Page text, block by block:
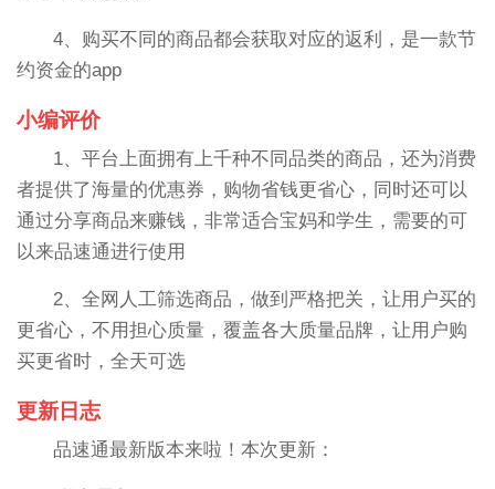
4、购买不同的商品都会获取对应的返利，是一款节
约资金的app
小编评价
1、平台上面拥有上千种不同品类的商品，还为消费
者提供了海量的优惠券，购物省钱更省心，同时还可以
通过分享商品来赚钱，非常适合宝妈和学生，需要的可
以来品速通进行使用
2、全网人工筛选商品，做到严格把关，让用户买的
更省心，不用担心质量，覆盖各大质量品牌，让用户购
买更省时，全天可选
更新日志
品速通最新版本来啦！本次更新：